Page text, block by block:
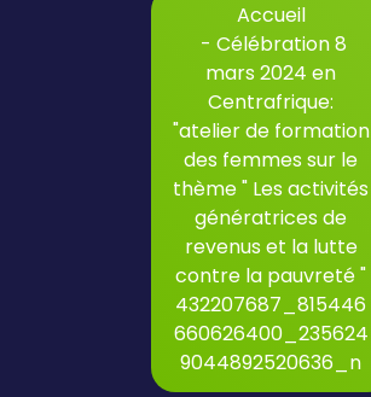
Accueil
- Célébration 8
mars 2024 en
Centrafrique:
"atelier de formation
des femmes sur le
thème " Les activités
génératrices de
revenus et la lutte
contre la pauvreté "
432207687_815446
660626400_235624
9044892520636_n